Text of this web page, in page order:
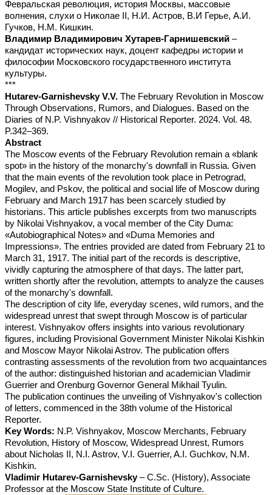
Февральская революция, история Москвы, массовые
волнения, слухи о Николае II, Н.И. Астров, В.И Герье, А.И.
Гучков, Н.М. Кишкин.
Владимир Владимирович Хутарев-Гарнишевский –
кандидат исторических наук, доцент кафедры истории и
философии Московского государственного института
культуры.
***
Hutarev-Garnishevsky V.V. The February Revolution in Moscow
Through Observations, Rumors, and Dialogues. Based on the
Diaries of N.P. Vishnyakov // Historical Reporter. 2024. Vol. 48.
P.342–369.
Abstract
The Moscow events of the February Revolution remain a «blank
spot» in the history of the monarchy's downfall in Russia. Given
that the main events of the revolution took place in Petrograd,
Mogilev, and Pskov, the political and social life of Moscow during
February and March 1917 has been scarcely studied by
historians. This article publishes excerpts from two manuscripts
by Nikolai Vishnyakov, a vocal member of the City Duma:
«Autobiographical Notes» and «Duma Memories and
Impressions». The entries provided are dated from February 21 to
March 31, 1917. The initial part of the records is descriptive,
vividly capturing the atmosphere of that days. The latter part,
written shortly after the revolution, attempts to analyze the causes
of the monarchy's downfall.
The description of city life, everyday scenes, wild rumors, and the
widespread unrest that swept through Moscow is of particular
interest. Vishnyakov offers insights into various revolutionary
figures, including Provisional Government Minister Nikolai Kishkin
and Moscow Mayor Nikolai Astrov. The publication offers
contrasting assessments of the revolution from two acquaintances
of the author: distinguished historian and academician Vladimir
Guerrier and Orenburg Governor General Mikhail Tyulin.
The publication continues the unveiling of Vishnyakov's collection
of letters, commenced in the 38th volume of the Historical
Reporter.
Key Words: N.P. Vishnyakov, Moscow Merchants, February
Revolution, History of Moscow, Widespread Unrest, Rumors
about Nicholas II, N.I. Astrov, V.I. Guerrier, A.I. Guchkov, N.M.
Kishkin.
Vladimir Hutarev-Garnishevsky– C.Sc. (History), Associate
Professor at the Moscow State Institute of Culture.